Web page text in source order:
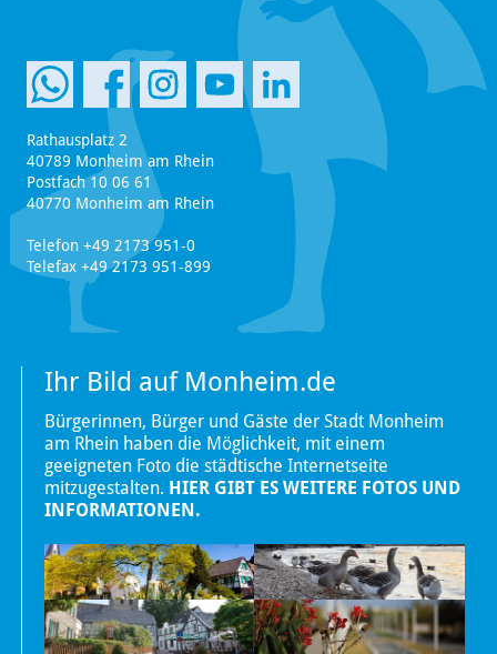
Rathausplatz 2
40789 Monheim am Rhein
Postfach 10 06 61
40770 Monheim am Rhein
Telefon +49 2173 951-0
Telefax +49 2173 951-899
Ihr Bild auf Monheim.de
Bürgerinnen, Bürger und Gäste der Stadt Monheim
am Rhein haben die Möglichkeit, mit einem
geeigneten Foto die städtische Internetseite
mitzugestalten. HIER GIBT ES WEITERE FOTOS UND
INFORMATIONEN.